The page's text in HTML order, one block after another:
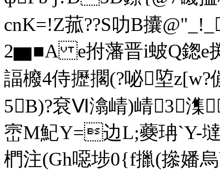
cnK=!Z菰??S叻B攮
2▆■A e拊藩晋i蚾Q鍯e掷
諨櫠4侍攊擱(?咇埅
5B)?袞Ⅵ潝崝)崝3潗
崈M魢Y=边L;蘷珃`Y-墶
椚注(Gh噁埗0{f擸(撡嬏